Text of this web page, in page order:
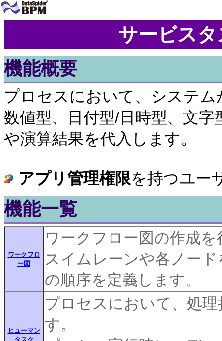
サービス
機能概要
プロセスにおいて、システ
数値型、日付型/日時型、文
や演算結果を代入します。
アプリ管理権限を持つユー
機能一覧
ワークフロ
ー図
ワークフロー図の作成
スイムレーンや各ノー
の順序を定義します。
ヒューマン
タスク
プロセスにおいて、処
す。